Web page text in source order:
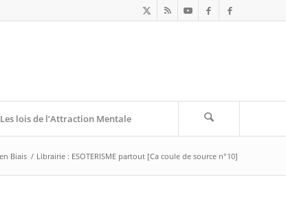
Les lois de l’Attraction Mentale
Biais / Librairie : ESOTERISME partout [Ca coule de source n°10]